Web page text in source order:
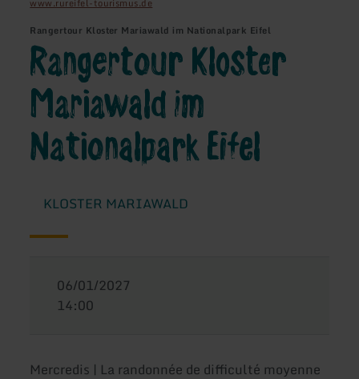
www.rureifel-tourismus.de
Rangertour Kloster Mariawald im Nationalpark Eifel
Rangertour Kloster
Mariawald im
Nationalpark Eifel
KLOSTER MARIAWALD
06/01/2027
14:00
Mercredis | La randonnée de difficulté moyenne